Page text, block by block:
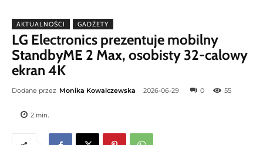
AKTUALNOŚCI GADŻETY
LG Electronics prezentuje mobilny
StandbyME 2 Max, osobisty 32-calowy
ekran 4K
Dodane przez Monika Kowalczewska 2026-06-29 0 55
2 min.